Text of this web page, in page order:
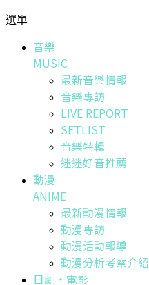
選單
音樂
MUSIC
最新音樂情報
音樂專訪
LIVE REPORT
SETLIST
音樂特輯
迷迷好音推薦
動漫
ANIME
最新動漫情報
動漫專訪
動漫活動報導
動漫分析考察介紹
日劇・電影